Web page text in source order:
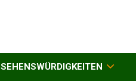
SEHENSWÜRDIGKEITEN